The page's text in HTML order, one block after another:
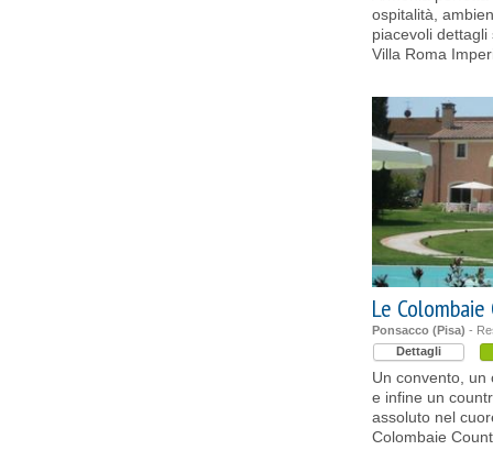
ospitalità,
piacevoli
Villa Roma
Le
Ponsacco (Pisa) -
Dettagli
Un convento, un
e infine un
assoluto nel
Colombaie